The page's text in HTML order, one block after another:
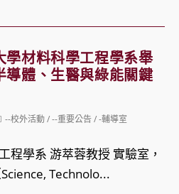
學材料科學工程學系舉
導體、生醫與綠能關鍵
--校外活動/--重要公告/-輔導室
程學系 游萃蓉教授 實驗室，
Technolo...